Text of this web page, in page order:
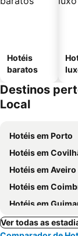
Hotéis
baratos
Destinos
Local
Hotéis em Porto
Hotéis em
Hotéis em Aveiro
Hotéis em
Hotéis em
Ver todas as